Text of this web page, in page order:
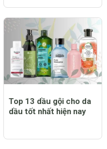
Top 13 dầu gội cho da
dầu tốt nhất hiện nay